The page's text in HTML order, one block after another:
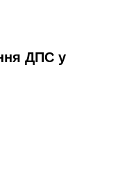
ДПС у